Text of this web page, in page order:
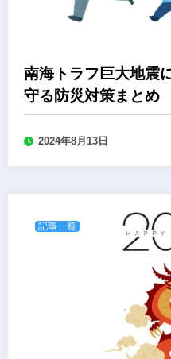
南海トラフ巨大地震
守る防災対策まとめ
2024年8月13日
記事一覧